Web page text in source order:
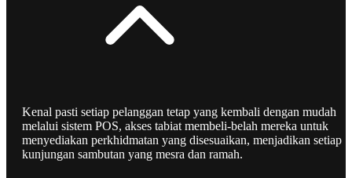
Kenal pasti setiap pelanggan tetap yang kembali dengan mudah
melalui sistem POS, akses tabiat membeli-belah mereka untuk
menyediakan perkhidmatan yang disesuaikan, menjadikan setiap
kunjungan sambutan yang mesra dan ramah.